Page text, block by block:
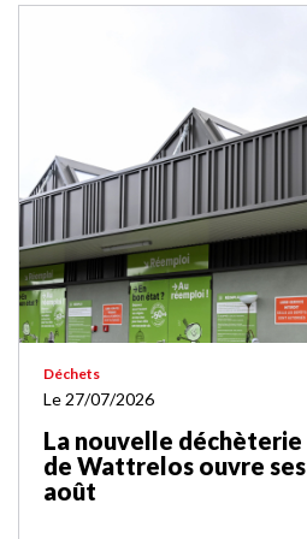
Déchets
Le 27/07/2026
La nouvelle
de Wattrelos ouvre
août